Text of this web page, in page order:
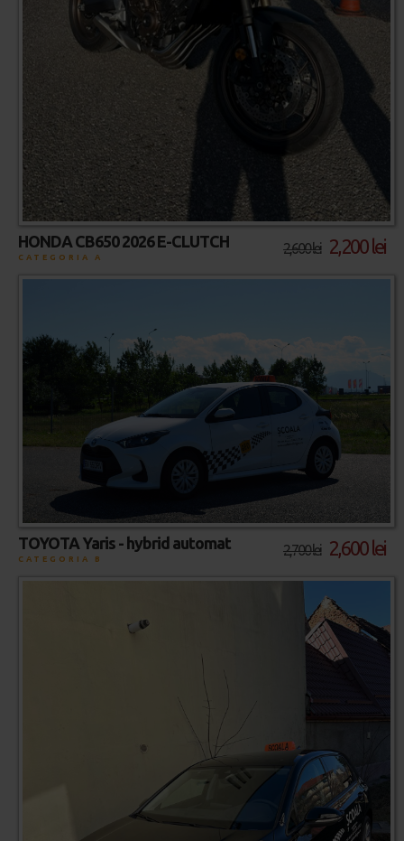
2,600 lei 2,200 lei
HONDA CB650 2026 E-CLUTCH
CATEGORIA A
2,700 lei 2,600 lei
TOYOTA Yaris - hybrid automat
CATEGORIA B